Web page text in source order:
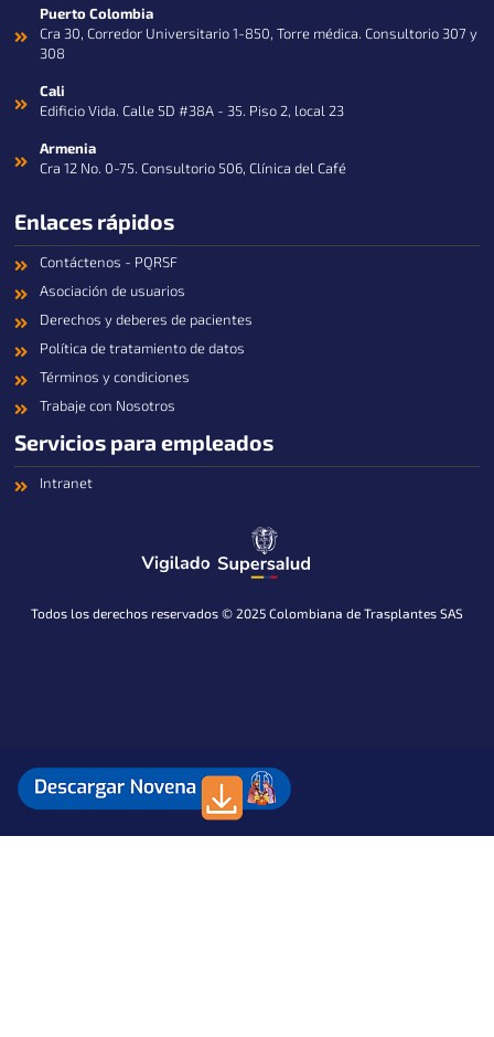
Puerto Colombia
Cra 30, Corredor Universitario 1-850, Torre médica. Consultorio 307 y
308
Cali
Edificio Vida. Calle 5D #38A - 35. Piso 2, local 23
Armenia
Cra 12 No. 0-75. Consultorio 506, Clínica del Café
Enlaces rápidos
Contáctenos - PQRSF
Asociación de usuarios
Derechos y deberes de pacientes
Política de tratamiento de datos
Términos y condiciones
Trabaje con Nosotros
Servicios para empleados
Intranet
Todos los derechos reservados © 2025 Colombiana de Trasplantes SAS